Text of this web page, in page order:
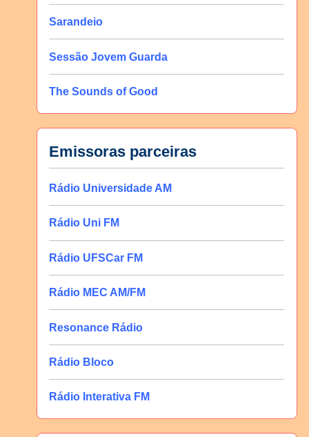
Sarandeio
Sessão Jovem Guarda
The Sounds of Good
Emissoras parceiras
Rádio Universidade AM
Rádio Uni FM
Rádio UFSCar FM
Rádio MEC AM/FM
Resonance Rádio
Rádio Bloco
Rádio Interativa FM